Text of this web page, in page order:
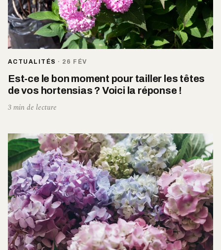
ACTUALITÉS · 26 FÉV
Est-ce le bon moment pour tailler les têtes
de vos hortensias ? Voici la réponse !
3 min de lecture